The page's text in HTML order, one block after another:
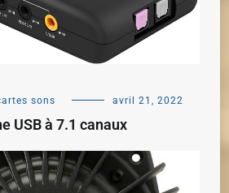
sons avril 21, 2022
USB à 7.1 canaux